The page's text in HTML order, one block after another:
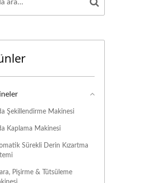
Şekillendirme Makinesi
Kaplama Makinesi
Sürekli Derin Kızartma
Pişirme & Tütsüleme